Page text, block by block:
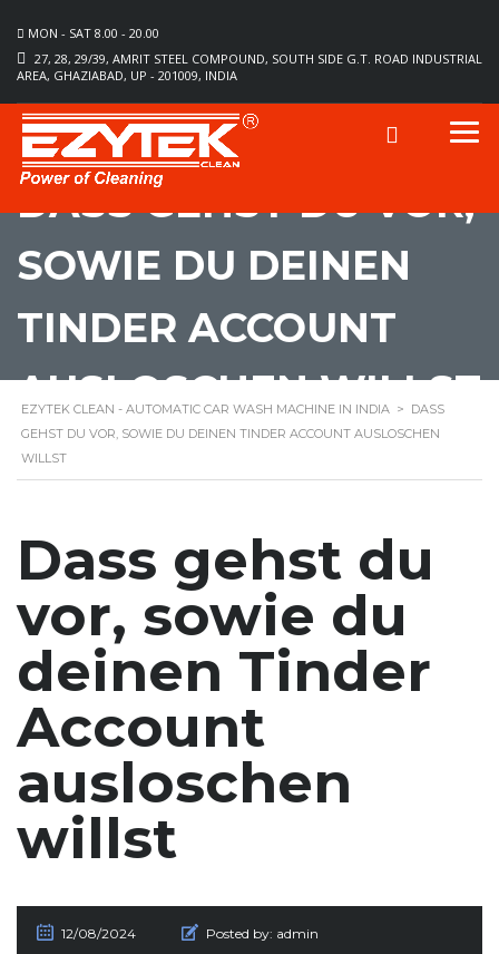
MON - SAT 8.00 - 20.00
27, 28, 29/39, AMRIT STEEL COMPOUND, SOUTH SIDE G.T. ROAD INDUSTRIAL
AREA, GHAZIABAD, UP - 201009, INDIA
DASS GEHST DU VOR,
SOWIE DU DEINEN
TINDER ACCOUNT
AUSLOSCHEN WILLST
EZYTEK CLEAN - AUTOMATIC CAR WASH MACHINE IN INDIA > DASS
GEHST DU VOR, SOWIE DU DEINEN TINDER ACCOUNT AUSLOSCHEN
WILLST
Dass gehst du
vor, sowie du
deinen Tinder
Account
ausloschen
willst
12/08/2024 Posted by: admin